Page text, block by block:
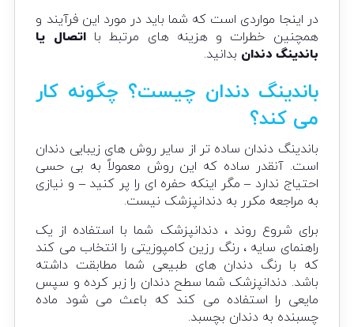
در اینجا مواردی است که شما باید در مورد این فرآیند و
همچنین خطرات و هزینه های مرتبط بااتصال یا
باندینگ دندان بدانید.
باندینگ دندان چیست؟ چگونه کار
می کند؟
باندینگ دندان ساده تر از سایر روش های زیبایی دندان
است. آنقدر ساده که این روش معمولاً به بی حسی
احتیاج ندارد – مگر اینکه حفره ای را پر کنید – و نیازی
به مراجعه مکرر به دندانپزشک نیست.
برای شروع روند ، دندانپزشک شما با استفاده از یک
راهنمای سایه ، رنگ رزین کامپوزیتی را انتخاب می کند
که با رنگ دندان های طبیعی شما مطابقت داشته
باشد. دندانپزشک شما سطح دندان را زبر کرده و سپس
مایعی را استفاده می کند که باعث می شود ماده
چسبنده به دندان بچسبد.